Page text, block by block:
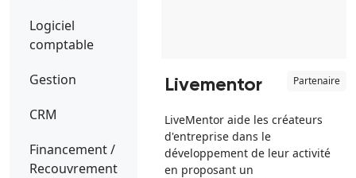
Logiciel
comptable
Gestion
CRM
Financement /
Recouvrement
Livementor Partenaire
LiveMentor aide les créateurs
d'entreprise dans le
développement de leur activité
en proposant un